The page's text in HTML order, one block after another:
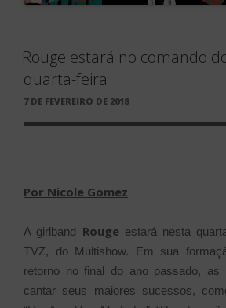
Rouge estará no comando
quarta-feira
PUBLICADO
7 DE FEVEREIRO DE 2018
Por Nicole Gomez
A girlband Rouge estará nesta
TVZ, do Multishow.
Em sua
retorno no final do ano passado, as
cantar seus maiores sucessos,